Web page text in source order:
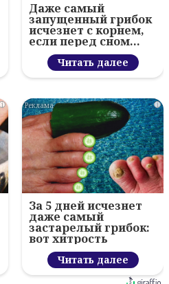
Даже самый
запущенный грибок
исчезнет с корнем,
если перед сном…
Читать далее
i i
За 5 дней исчезнет
даже самый
застарелый грибок:
вот хитрость
Читать далее